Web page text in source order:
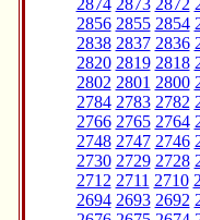
2856 2855 2854
2838 2837 2836
2820 2819 2818
2802 2801 2800
2784 2783 2782
2766 2765 2764
2748 2747 2746
2730 2729 2728
2712 2711 2710
2694 2693 2692